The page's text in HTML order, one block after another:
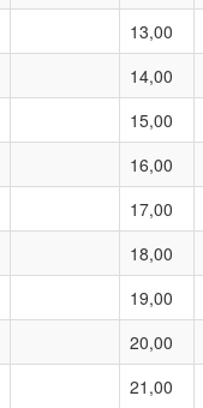
13,00
14,00
15,00
16,00
17,00
18,00
19,00
20,00
21,00